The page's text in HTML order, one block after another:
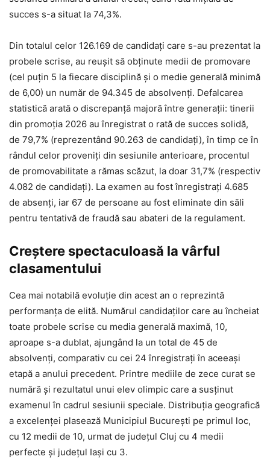
succes s-a situat la 74,3%.
Din totalul celor 126.169 de candidați care s-au prezentat la
probele scrise, au reușit să obținute medii de promovare
(cel puțin 5 la fiecare disciplină și o medie generală minimă
de 6,00) un număr de 94.345 de absolvenți. Defalcarea
statistică arată o discrepanță majoră între generații: tinerii
din promoția 2026 au înregistrat o rată de succes solidă,
de 79,7% (reprezentând 90.263 de candidați), în timp ce în
rândul celor proveniți din sesiunile anterioare, procentul
de promovabilitate a rămas scăzut, la doar 31,7% (respectiv
4.082 de candidați). La examen au fost înregistrați 4.685
de absenți, iar 67 de persoane au fost eliminate din săli
pentru tentativă de fraudă sau abateri de la regulament.
Creștere spectaculoasă la vârful
clasamentului
Cea mai notabilă evoluție din acest an o reprezintă
performanța de elită. Numărul candidaților care au încheiat
toate probele scrise cu media generală maximă, 10,
aproape s-a dublat, ajungând la un total de 45 de
absolvenți, comparativ cu cei 24 înregistrați în aceeași
etapă a anului precedent. Printre mediile de zece curat se
numără și rezultatul unui elev olimpic care a susținut
examenul în cadrul sesiunii speciale. Distribuția geografică
a excelenței plasează Municipiul București pe primul loc,
cu 12 medii de 10, urmat de județul Cluj cu 4 medii
perfecte și județul Iași cu 3.